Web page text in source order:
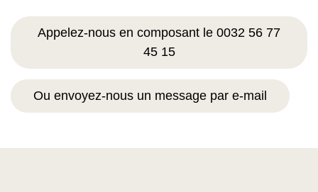
Appelez-nous en composant le 0032 56 77
45 15
Ou envoyez-nous un message par e-mail